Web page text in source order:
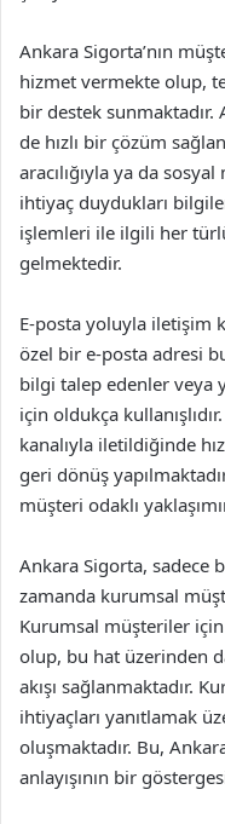
Ankara Sigorta’nın
hizmet vermekte olup,
bir destek
de hızlı bir çözüm
aracılığıyla ya da
ihtiyaç duydukları
işlemleri ile ilgili her
gelmektedir.
E-posta yoluyla iletişim
özel bir e-posta adresi
bilgi talep edenler veya
için oldukça
kanalıyla iletildiğinde
geri dönüş
müşteri odaklı
Ankara Sigorta, sadece
zamanda kurumsal
Kurumsal müşteriler
olup, bu hat üzerinden
akışı sağlanmaktadır.
ihtiyaçları yanıtlamak
oluşmaktadır. Bu,
anlayışının bir